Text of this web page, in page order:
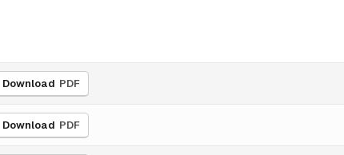
Download PDF
Download PDF